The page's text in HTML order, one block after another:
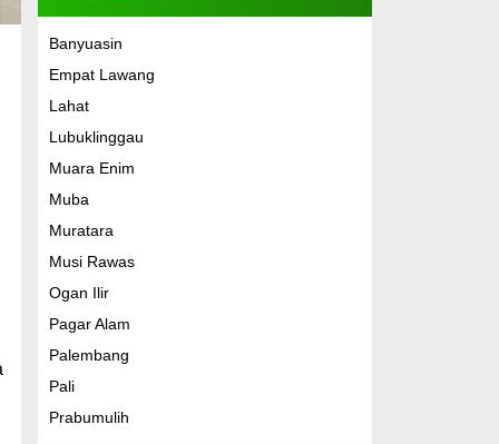
Banyuasin
Empat Lawang
Lahat
Lubuklinggau
Muara Enim
Muba
Muratara
Musi Rawas
Ogan Ilir
Pagar Alam
Palembang
Pali
Prabumulih